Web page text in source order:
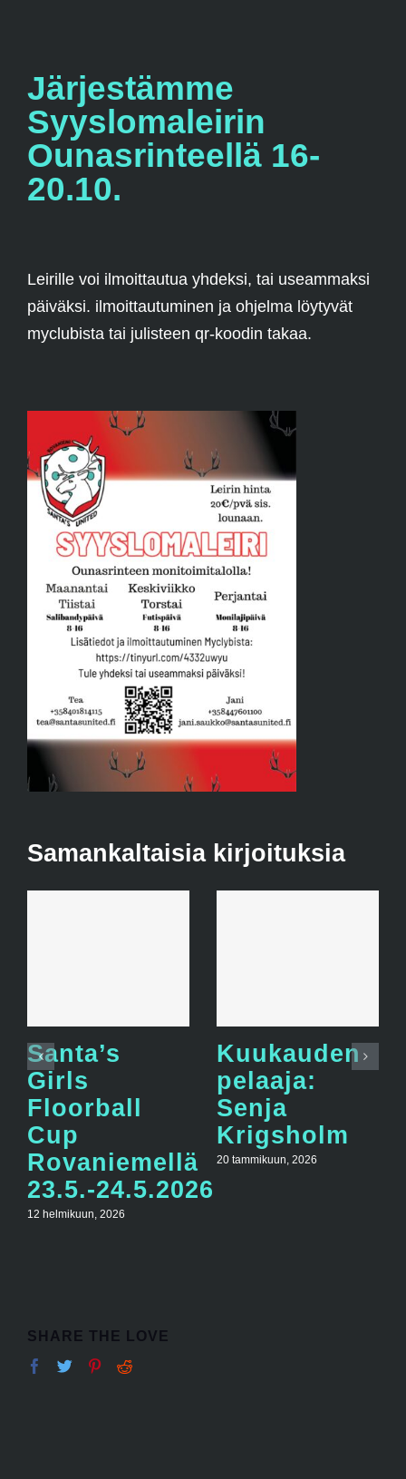
Järjestämme
Syyslomaleirin
Ounasrinteellä 16-
20.10.
Leirille voi ilmoittautua yhdeksi, tai useammaksi
päiväksi. ilmoittautuminen ja ohjelma löytyvät
myclubista tai julisteen qr-koodin takaa.
Samankaltaisia kirjoituksia
Santa’s
Girls
Floorball
Cup
Rovaniemellä
23.5.-24.5.2026
12 helmikuun, 2026
Kuukauden
pelaaja:
Senja
Krigsholm
20 tammikuun, 2026
SHARE THE LOVE